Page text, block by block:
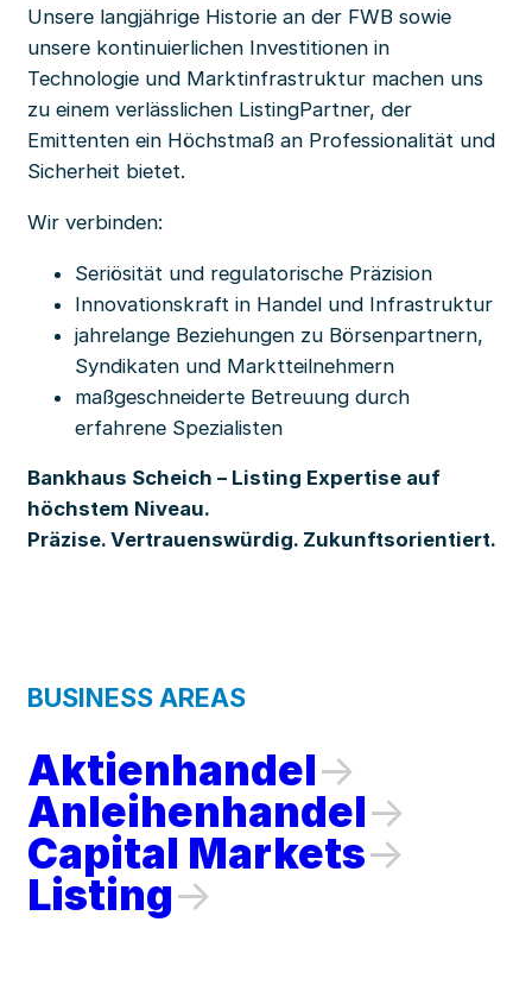
Unsere langjährige Historie an der FWB sowie
unsere kontinuierlichen Investitionen in
Technologie und Marktinfrastruktur machen uns
zu einem verlässlichen ListingPartner, der
Emittenten ein Höchstmaß an Professionalität und
Sicherheit bietet.
Wir verbinden:
Seriösität und regulatorische Präzision
Innovationskraft in Handel und Infrastruktur
jahrelange Beziehungen zu Börsenpartnern,
Syndikaten und Marktteilnehmern
maßgeschneiderte Betreuung durch
erfahrene Spezialisten
Bankhaus Scheich – Listing Expertise auf
höchstem Niveau.
Präzise. Vertrauenswürdig. Zukunftsorientiert.
BUSINESS AREAS
Aktienhandel
Anleihenhandel
Capital Markets
Listing